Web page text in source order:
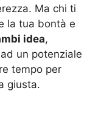
Ma chi ti
la tua bontà e
idea,
un potenziale
tempo per
giusta.